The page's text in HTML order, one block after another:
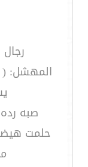
المهشل: (
صبه
حلمت